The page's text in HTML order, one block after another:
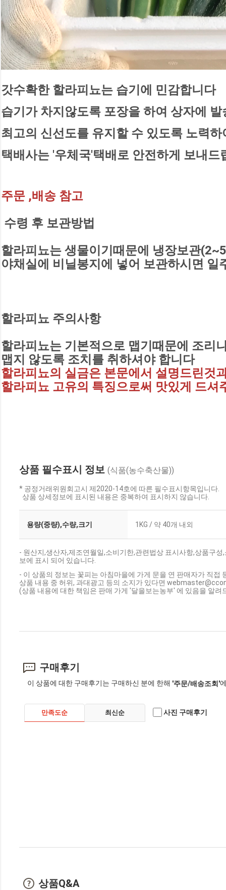
갓수확한 할라피뇨는 습기에 민감합니다
습기가 차지않도록 포장을 하여 상자에 발
최고의 신선도를 유지할 수 있도록 노력
택배사는 '우체국'택배로 안전하게 보내드
주문 ,배송 참고
수령 후 보관방법
할라피뇨는 생물이기때문에 냉장보관
야채실에 비닐봉지에 넣어 보관하시면 일
할라피뇨 주의사항
할라피뇨는 기본적으로 맵기때문에 조리
맵지 않도록 조치를 취하셔야 합니다
할라피뇨의 실금은 본문에서 설명드린것
할라피뇨 고유의 특징으로써 맛있게 드셔
상품 필수표시 정보 (식품(농수축산물))
* 공정거래위원회고시 제2020-14호에 따른 필수표시항목입니다.
상품 상세정보에 표시된 내용은 중복하여 표시하지 않습니다.
용량(중량),수량,크기 1KG / 약 40개 내외
- 원산지,생산자,제조연월일,소비기한,관련법상 표시사항,상품구
보에 표시 되어 있습니다.
- 이 상품의 정보는 꽃피는 아침마을에 가게 문을 연 판매자가 직접
상품 내용 중 허위, 과대광고 등의 소지가 있다면
(상품 내용에 대한 책임은 판매 가게 '달을보는농부' 에 있음을 알려
구매후기
이 상품에 대한 구매후기는 구매하신 분에 한해 '주문/배송조회'
만족도순 최신순 사진 구매후기
상품Q&A